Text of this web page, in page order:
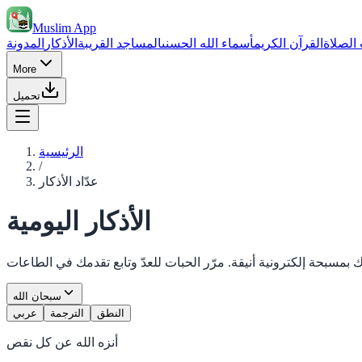
Muslim App
القرآن الكريمأسماء الله الحسنىالمساجد القريبة الأذكار المدونة
More
تحميل
الرئيسية
/
عدّاد الأذكار
الأذكار اليومية
سبحان الله
عربي
الترجمة النطق
أنزه الله عن كل نقص